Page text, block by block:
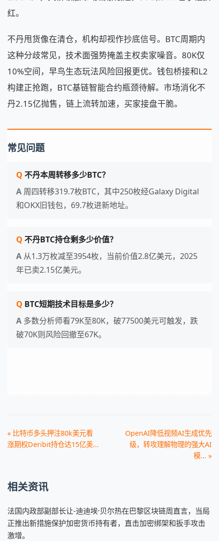
红。
不丹甩货像在清仓，机构却视作抄底信号。BTC周期内
这种分歧常见，技术面强势掩盖主权卖家噪音。80K仅
10%空间，早鸟生态玩法风险回报更优。钱包桥接和L2
构建正抢跑，BTC基链智能合约瓶颈待解。市场消化不
丹2.15亿抛售，链上流转加速，买家接盘干脆。
常见问题
不丹本周转移多少BTC？
周四转移319.7枚BTC，其中250枚经Galaxy Digital
和OKX旧钱包，69.7枚进新地址。
不丹BTC持仓剩多少价值？
从1.3万枚减至3954枚，当前价值2.8亿美元，2025
年已卖2.15亿美元。
BTC短期技术目标是多少？
多数分析师看79K至80K，破77500美元可触发，跌
破70K则风险回撤至67K。
« 比特币多头押注80k美元看
涨期权Deribit持仓达15亿美...
OpenAI降低视频AI生成优先
级，转攻理解物理的强大AI
模... »
相关资讯
法国内政部副部长让-迪迪埃·贝尔热在巴黎区块链周直言，当局
正推出新措施保护加密货币持有者，直击加密绑架和扳手攻击
激增。